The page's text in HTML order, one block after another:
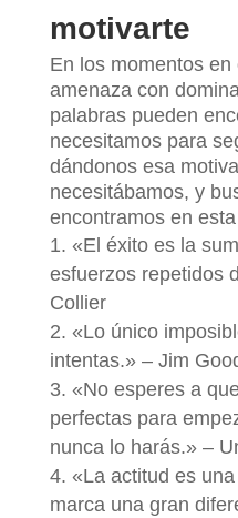
motivarte
En los momentos
amenaza con
palabras pueden
necesitamos para
dándonos esa
necesitábamos, y
encontramos en
«El éxito es la
esfuerzos repetidos
Collier
«Lo único
intentas.» – Jim
«No esperes a
perfectas para
nunca lo harás.» –
«La actitud es
marca una gran